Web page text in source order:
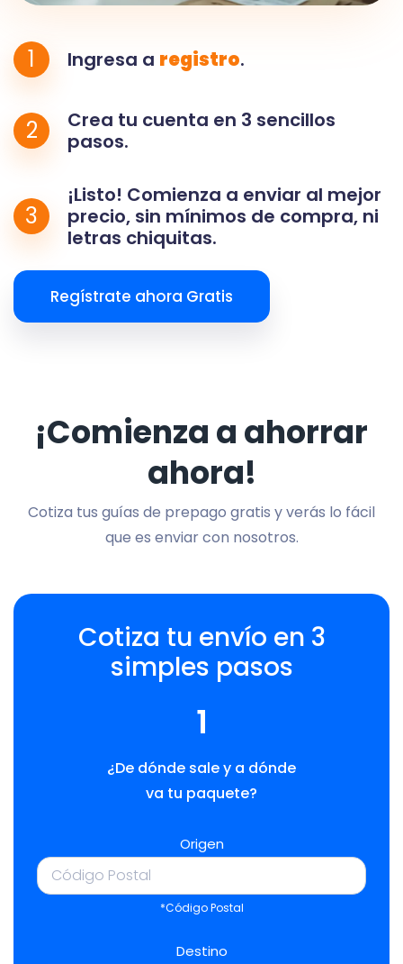
1 Ingresa a registro.
2
Crea tu cuenta en 3 sencillos
pasos.
3
¡Listo! Comienza a enviar al mejor
precio, sin mínimos de compra, ni
letras chiquitas.
Regístrate ahora Gratis
¡Comienza a ahorrar
ahora!
Cotiza tus guías de prepago gratis y verás lo fácil
que es enviar con nosotros.
Cotiza tu envío en 3
simples pasos
1
¿De dónde sale y a dónde
va tu paquete?
Origen
*Código Postal
Destino